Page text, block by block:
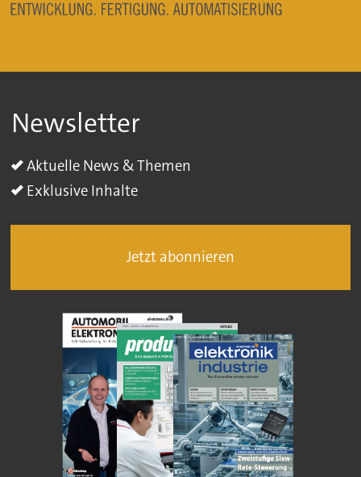
Newsletter
Aktuelle News & Themen
Exklusive Inhalte
Jetzt abonnieren